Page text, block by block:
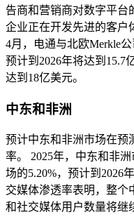
告商和营销商对数字平台
企业正在开发先进的客户
4月，电通与北欧Merkle
预计到2026年将达到15.7
达到18亿美元。
中东和非洲
预计中东和非洲市场在预
率。 2025年，中东和非
场的5.20%，预计到2026
交媒体渗透率表明，整个
和社交媒体用户数量将继